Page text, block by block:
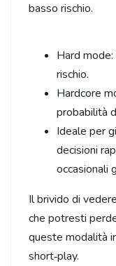
basso rischio.
Hard
rischio.
Hardcore
probabilità
Ideale per
decisioni
occasionali
Il brivido di
che potresti
queste modalità
short‑play.